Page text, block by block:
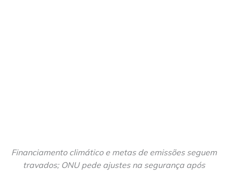
Financiamento climático e metas de emissões seguem
travados; ONU pede ajustes na segurança após